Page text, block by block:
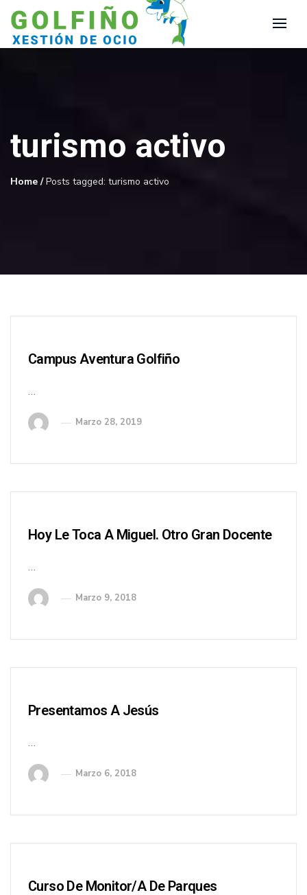
turismo activo
Home /Posts tagged: turismo activo
Campus Aventura Golfiño
…
Marzo 28, 2019
Hoy Le Toca A Miguel. Otro Gran Docente
…
Marzo 9, 2018
Presentamos A Jesús
…
Marzo 6, 2018
Curso De Monitor/a De Parques